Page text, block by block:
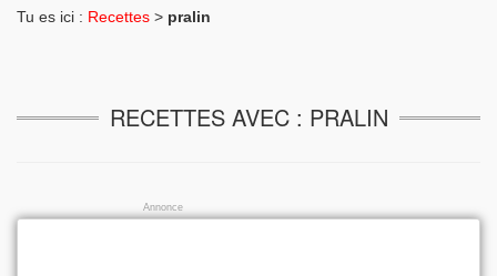
Tu es ici : Recettes > pralin
RECETTES AVEC : PRALIN